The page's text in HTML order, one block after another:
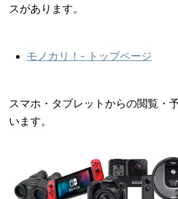
スがあります。
モノカリ！- トップページ
スマホ・タブレットからの閲覧・
います。